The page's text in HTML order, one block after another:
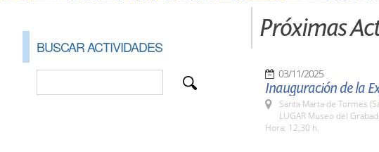
BUSCAR ACTIVIDADES
Próximas
03/11/2025
Inauguración de la
Santa Marta de Tormes
LUGAR Museo del
Hora: 12,30 h.